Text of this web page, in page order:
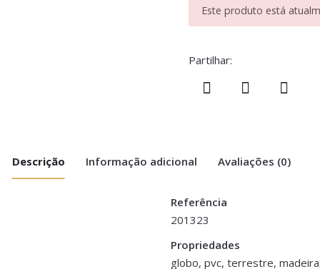
Este produto está
Partilhar:
Descrição Informação adicional Avaliações (0)
Referência
201323
Propriedades
globo, pvc, terrestre,
Metal e Madeira – Preto”